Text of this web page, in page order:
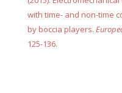
with time- and non-time
by boccia players.
125-136.